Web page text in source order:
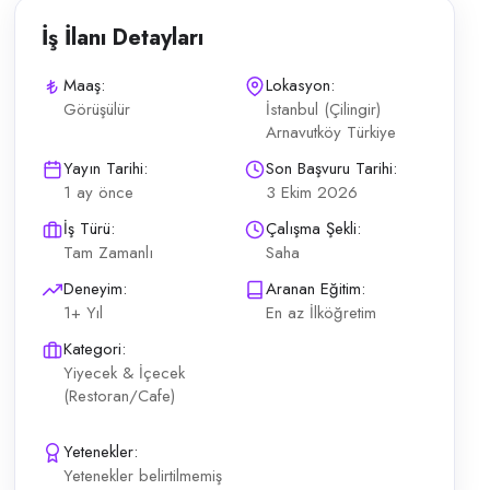
Aranan özellikler Etik, hijyenik, saygılı ve hızlı
İş İlanı Detayları
Maaş:
Görüşülür
Lokasyon:
İstanbul (Çilingir)
Arnavutköy Türkiye
Yayın Tarihi:
1 ay önce
Son Başvuru Tarihi:
3 Ekim 2026
İş Türü:
Tam Zamanlı
Çalışma Şekli:
Saha
Deneyim:
1+ Yıl
Aranan Eğitim:
En az İlköğretim
Kategori:
Yiyecek & İçecek
(Restoran/Cafe)
Yetenekler:
Yetenekler belirtilmemiş